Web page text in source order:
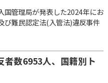
国管理局が発表した2024年にお
び難民認定法(入管法)違反事件
者数6953人、国籍別ト